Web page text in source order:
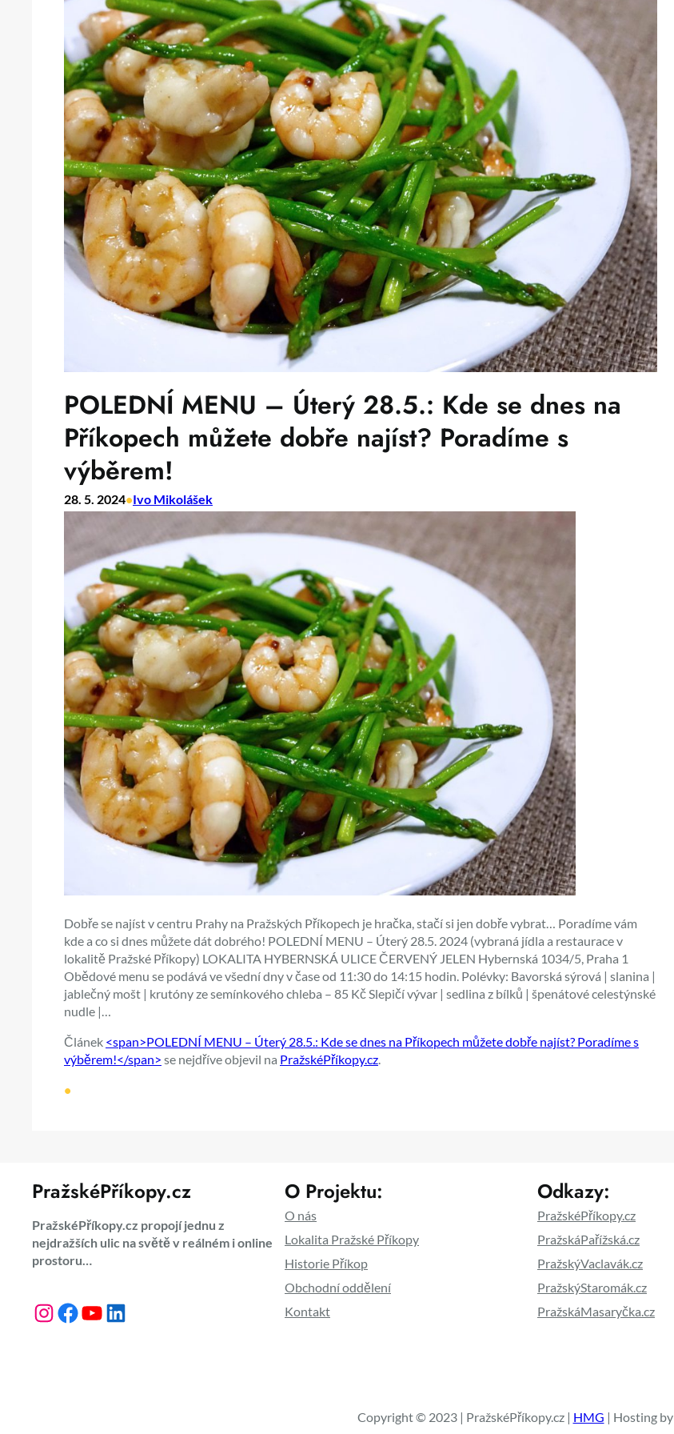
POLEDNÍ MENU – Úterý 28.5.: Kde se dnes na
Příkopech můžete dobře najíst? Poradíme s
výběrem!
28. 5. 2024•Ivo Mikolášek
Dobře se najíst v centru Prahy na Pražských Příkopech je hračka, stačí si jen dobře vybrat… Poradíme vám
kde a co si dnes můžete dát dobrého! POLEDNÍ MENU – Úterý 28.5. 2024 (vybraná jídla a restaurace v
lokalitě Pražské Příkopy) LOKALITA HYBERNSKÁ ULICE ČERVENÝ JELEN Hybernská 1034/5, Praha 1
Obědové menu se podává ve všední dny v čase od 11:30 do 14:15 hodin. Polévky: Bavorská sýrová | slanina |
jablečný mošt | krutóny ze semínkového chleba – 85 Kč Slepičí vývar | sedlina z bílků | špenátové celestýnské
nudle |…
Článek <span>POLEDNÍ MENU – Úterý 28.5.: Kde se dnes na Příkopech můžete dobře najíst? Poradíme s
výběrem!</span> se nejdříve objevil na PražskéPříkopy.cz.
•
PražskéPříkopy.cz
PražskéPříkopy.cz propojí jednu z
nejdražších ulic na světě v reálném i online
prostoru…
Instagram Facebook YouTube LinkedIn
O Projektu:
O nás
Lokalita Pražské Příkopy
Historie Příkop
Obchodní oddělení
Kontakt
Odkazy:
PražskéPříkopy.cz
PražskáPařížská.cz
PražskýVaclavák.cz
PražskýStaromák.cz
PražskáMasaryčka.cz
Copyright © 2023 | PražskéPříkopy.cz | HMG | Hosting by